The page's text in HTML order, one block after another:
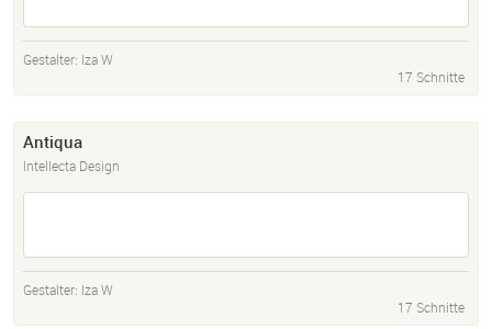
Gestalter: Iza W
17 Schnitte
Antiqua
Intellecta Design
Gestalter: Iza W
17 Schnitte